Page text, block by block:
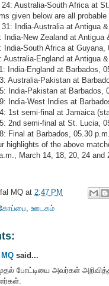
Australia-South Africa at
given below are all probable
India-Australia at Antigua
India-New Zealand at Antigua
India-South Africa at Guyana,
Australia-England at Antigua
India-England at Barbados,
Australia-Pakistan at
India-Pakistan at Barbados,
India-West Indies at
1st semi-final at Jamaica
2nd semi-final at St. Lucia,
Final at Barbados, 05.30 p.m.
highlights of the above
March 14, 18, 20, 24
MQ at 2:47 PM
, ஊடகம்
said...
போட்டியை அவர்கள்